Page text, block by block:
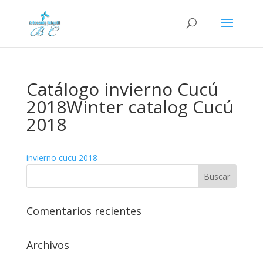
Catálogo invierno Cucú
2018Winter catalog Cucú
2018
invierno cucu 2018
Comentarios recientes
Archivos